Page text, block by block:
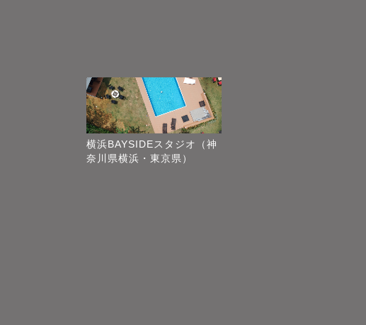
横浜BAYSIDEスタジオ（神
奈川県横浜・東京県）